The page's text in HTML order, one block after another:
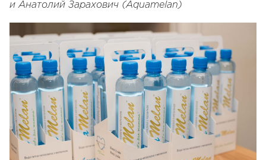
и Анатолий Зарахович (Aquamelan)